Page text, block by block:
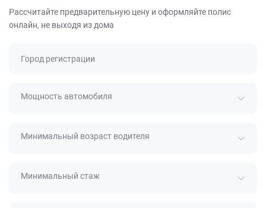
Рассчитайте предварительную цену и оформляйте полис
онлайн, не выходя из дома
Город регистрации
Мощность автомобиля
Минимальный возраст водителя
Минимальный стаж